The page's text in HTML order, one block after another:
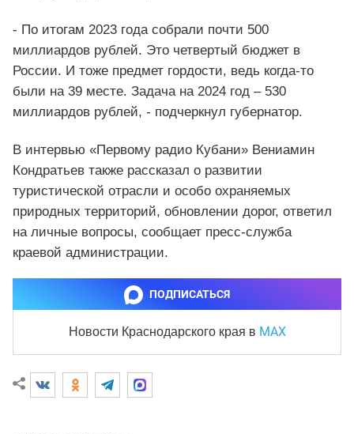
- По итогам 2023 года собрали почти 500
миллиардов рублей. Это четвертый бюджет в
России. И тоже предмет гордости, ведь когда-то
были на 39 месте. Задача на 2024 год – 530
миллиардов рублей, - подчеркнул губернатор.
В интервью «Первому радио Кубани» Вениамин
Кондратьев также рассказал о развитии
туристической отрасли и особо охраняемых
природных территорий, обновлении дорог, ответил
на личные вопросы, сообщает пресс-служба
краевой администрации.
ПОДПИСАТЬСЯ
Новости Краснодарского края в MAX